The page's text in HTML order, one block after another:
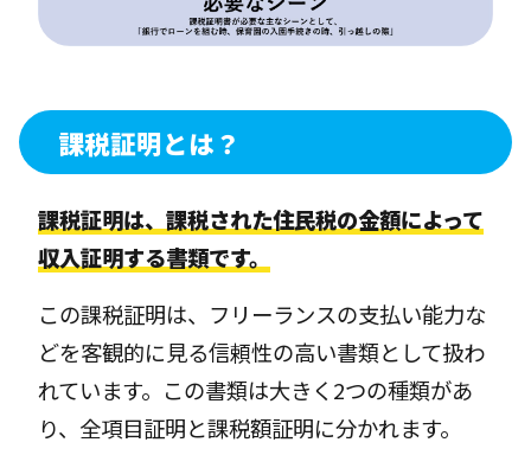
課税証明とは？
課税証明は、課税された住民税の金額によって
収入証明する書類です。
この課税証明は、フリーランスの支払い能力な
どを客観的に見る信頼性の高い書類として扱わ
れています。この書類は大きく2つの種類があ
り、全項目証明と課税額証明に分かれます。